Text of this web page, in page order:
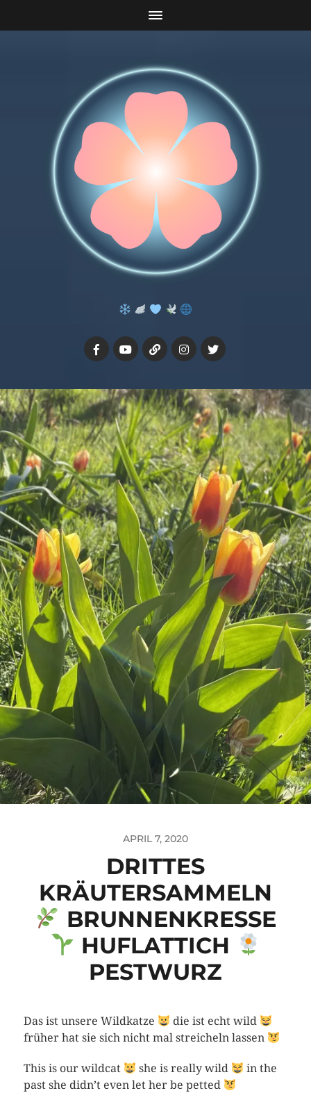
APRIL 7, 2020
DRITTES
KRÄUTERSAMMELN
BRUNNENKRESSE
HUFLATTICH
PESTWURZ
Das ist unsere Wildkatze
die ist echt wild
früher hat sie sich nicht mal streicheln lassen
This is our wildcat she is really wild
in the
past she didn’t even let her be petted